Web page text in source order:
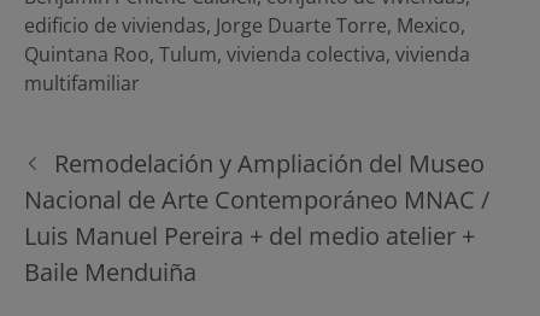
edificio de viviendas, Jorge Duarte Torre, Mexico,
Quintana Roo, Tulum, vivienda colectiva, vivienda
multifamiliar
Navegación
de
entradas
Remodelación y Ampliación del Museo
Nacional de Arte Contemporáneo MNAC /
Luis Manuel Pereira + del medio atelier +
Baile Menduiña